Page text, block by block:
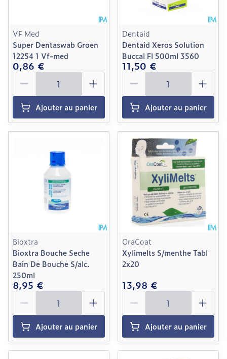
VF Med
Super Dentaswab Groen
12254 1 Vf-med
0,86 €
Quantité
Ajouter au panier
Dentaid
Dentaid Xeros Solution
Buccal Fl 500ml 3560
11,50 €
Quantité
Ajouter au panier
Bioxtra
Bioxtra Bouche Seche
Bain De Bouche S/alc.
250ml
8,95 €
Quantité
Ajouter au panier
OraCoat
Xylimelts S/menthe Tabl
2x20
13,98 €
Quantité
Ajouter au panier